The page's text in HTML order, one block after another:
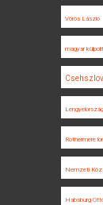
Vörös László
magyar
Lengyelország
Rothermere
Nemzeti
Habsburg